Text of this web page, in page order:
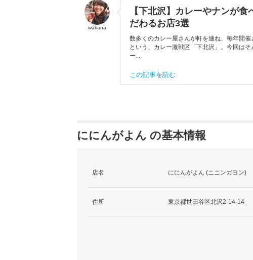
wakana
【下北沢】カレーやナンが
だわるお店3選
数多くのカレー屋さんが軒を連ね、毎年開
という、カレー激戦区「下北沢」。今回は
ー...
この記事を読む
ににんがよん の基本情報
店名 ににんがよん (ニニンガヨン)
住所 東京都世田谷区北沢2-14-14